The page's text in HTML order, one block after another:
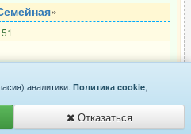
»
»
Киевская Студенческая
аналитики. Политика cookie,
Отказаться